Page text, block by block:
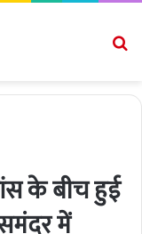
के बीच हुई
में